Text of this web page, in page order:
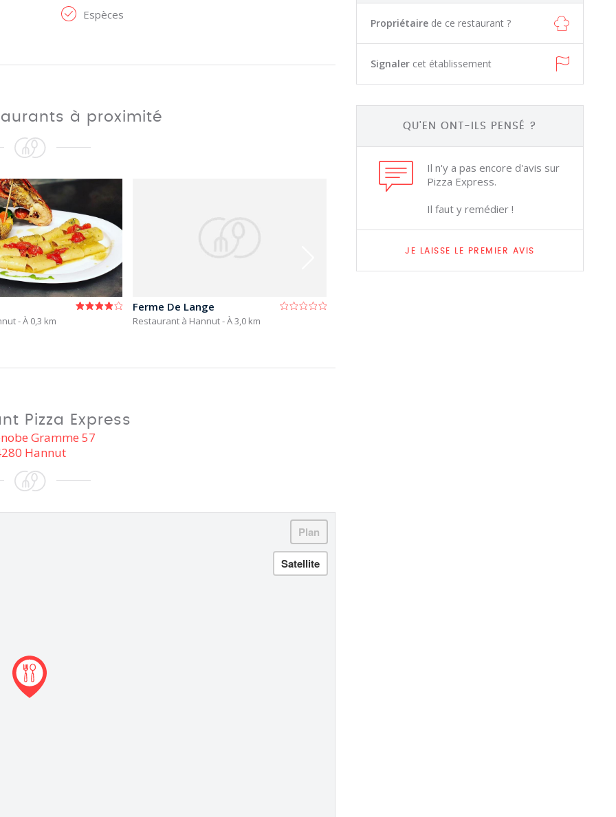
Propriétaire de ce restaurant ?
Signaler cet établissement
QU'EN ONT-ILS PENSÉ ?
Il n'y a pas encore d'avis sur
Pizza Express.
Il faut y remédier !
JE LAISSE LE PREMIER AVIS
Espèces
à proximité
- À 0,3 km
Ferme De Lange
Restaurant à Hannut- À 3,0 km
Pizza Express
Gramme 57
Hannut